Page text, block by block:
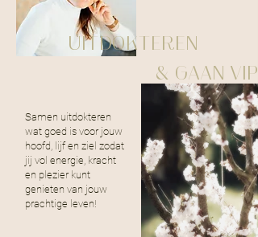
UITDOKTEREN
& GAAN VIP
Samen uitdokteren
wat goed is voor jouw
hoofd, lijf en ziel zodat
jij vol energie, kracht
en plezier kunt
genieten van jouw
prachtige leven!